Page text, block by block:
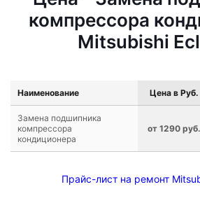
компрессора
Mitsubishi
Наименование Цена в Руб.
Замена подшипника
компрессора
кондиционера
от 1290 руб.
Прайс-лист на ремонт